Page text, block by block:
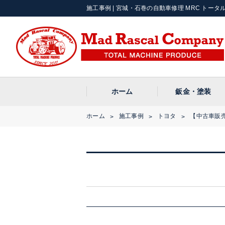
施工事例 | 宮城・石巻の自動車修理 MRC トー
ホーム 鈑金・塗装
ホーム > 施工事例 > トヨタ > 【中古車販